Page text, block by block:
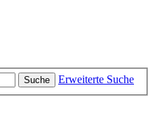
Suche
Erweiterte Suche